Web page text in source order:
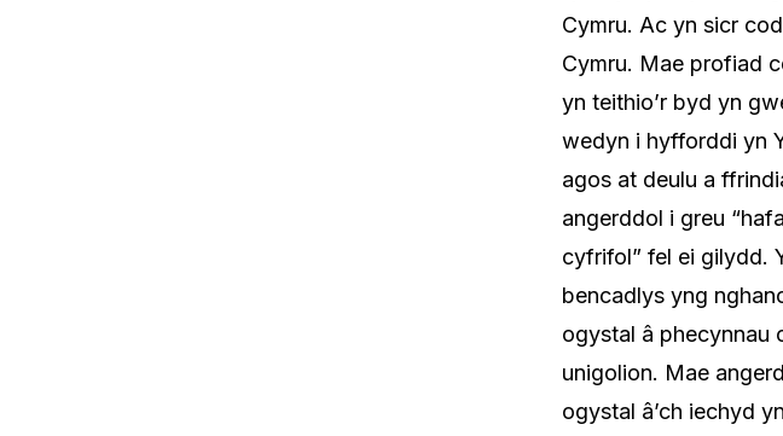
Cymru. Ac yn sicr
Cymru. Mae profiad
yn teithio’r byd yn
wedyn i hyfforddi yn
agos at deulu a
angerddol i greu
cyfrifol” fel ei gilydd.
bencadlys yng
ogystal â phecynnau
unigolion. Mae
ogystal â’ch iechyd